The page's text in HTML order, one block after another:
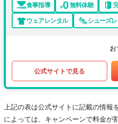
食事指導 無料体験
ウェアレンタル
シューズ
お
公式サイトで見る
上記の表は公式サイトに記載の情報
によっては、キャンペーンで料金が